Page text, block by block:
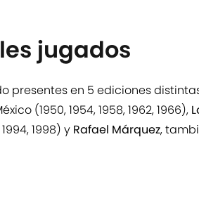
jugados
presentes en 5 ediciones
(1950, 1954, 1958, 1962, 1966),
1998) y Rafael Márquez,